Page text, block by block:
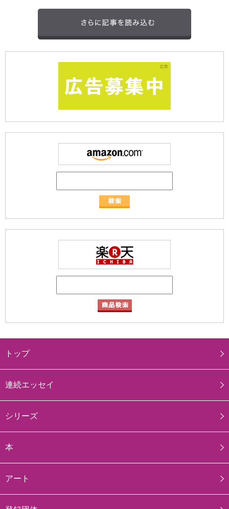
トップ
連続エッセイ
シリーズ
本
アート